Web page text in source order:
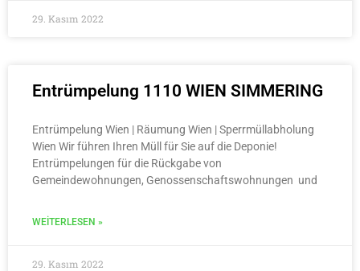
29. Kasım 2022
Entrümpelung 1110 WIEN SIMMERING
Entrümpelung Wien | Räumung Wien | Sperrmüllabholung
Wien Wir führen Ihren Müll für Sie auf die Deponie!
Entrümpelungen für die Rückgabe von
Gemeindewohnungen, Genossenschaftswohnungen und
WEITERLESEN »
29. Kasım 2022